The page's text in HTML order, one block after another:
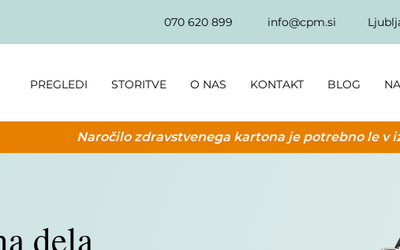
070 620 899 info@cpm.si
PREGLEDI STORITVE O NAS KONTAKT BLOG
Naročilo zdravstvenega kartona je potrebno le v
dela